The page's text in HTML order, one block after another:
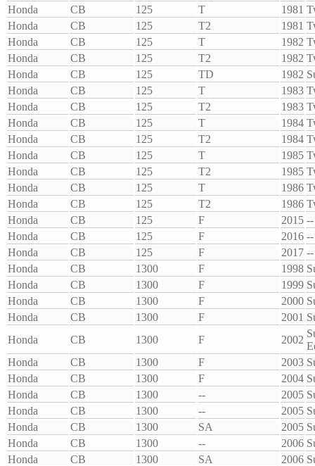
Honda
CB 125 T 1981
Honda
CB 125 T2 1981
Honda
CB 125 T 1982
Honda
CB 125 T2 1982
Honda
CB 125 TD 1982
Honda
CB 125 T 1983
Honda
CB 125 T2 1983
Honda
CB 125 T 1984
Honda
CB 125 T2 1984
Honda
CB 125 T 1985
Honda
CB 125 T2 1985
Honda
CB 125 T 1986
Honda
CB 125 T2 1986
Honda
CB 125 F 2015 --
Honda
CB 125 F 2016 --
Honda
CB 125 F 2017 --
Honda
CB 1300 F 1998
Honda
CB 1300 F 1999
Honda
CB 1300 F 2000
Honda
CB 1300 F 2001
Honda
CB 1300 F 2002
Honda
CB 1300 F 2003
Honda
CB 1300 F 2004
Honda
CB 1300 -- 2005
Honda
CB 1300 -- 2005
Honda
CB 1300 SA 2005
Honda
CB 1300 -- 2006
Honda
CB 1300 SA 2006